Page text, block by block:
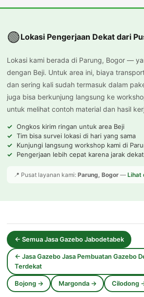
🟢Lokasi Pengerjaan Dekat dari
Lokasi kami berada di Parung, Bogor —
dengan Beji. Untuk area ini, biaya
dan sering kali sudah termasuk dalam
juga bisa berkunjung langsung ke
untuk melihat contoh material dan hasil
Ongkos kirim ringan untuk area Beji
Tim bisa survei lokasi di hari yang sama
Kunjungi langsung workshop kami di
Pengerjaan lebih cepat karena jarak dekat
📍 Pusat layanan kami: Parung, Bogor — Lihat
← Semua Jasa Gazebo Jabodetabek
← Jasa Gazebo Jasa Pembuatan Gazebo
Terdekat
Bojong → Margonda → Cilodong